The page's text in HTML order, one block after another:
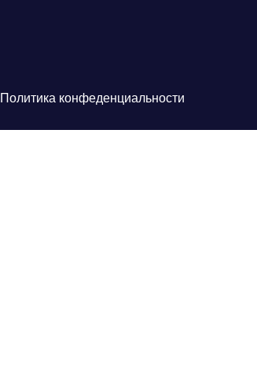
Политика конфеденциальности